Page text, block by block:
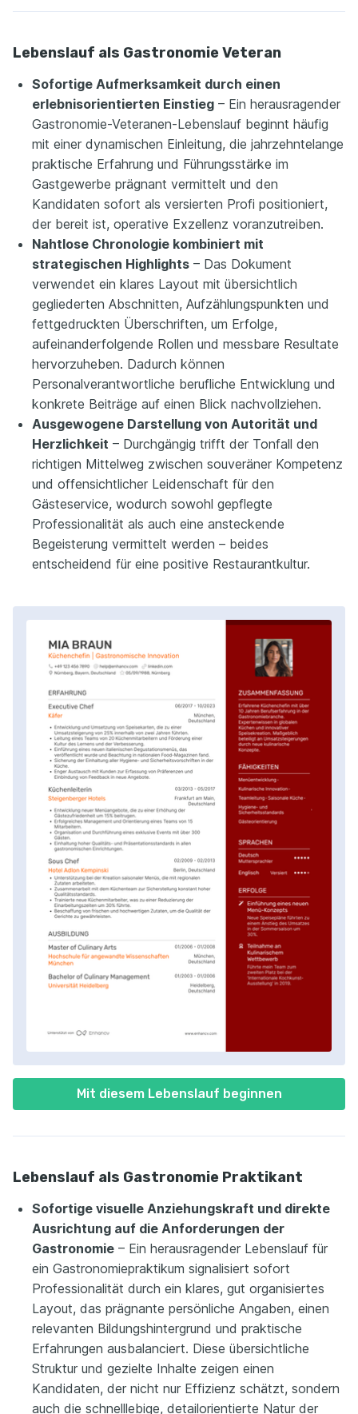
Mit diesem Lebenslauf beginnen
Lebenslauf als Gastronomie Veteran
Sofortige Aufmerksamkeit durch einen
erlebnisorientierten Einstieg – Ein herausragender
Gastronomie-Veteranen-Lebenslauf beginnt häufig
mit einer dynamischen Einleitung, die jahrzehntelange
praktische Erfahrung und Führungsstärke im
Gastgewerbe prägnant vermittelt und den
Kandidaten sofort als versierten Profi positioniert,
der bereit ist, operative Exzellenz voranzutreiben.
Nahtlose Chronologie kombiniert mit
strategischen Highlights – Das Dokument
verwendet ein klares Layout mit übersichtlich
gegliederten Abschnitten, Aufzählungspunkten und
fettgedruckten Überschriften, um Erfolge,
aufeinanderfolgende Rollen und messbare Resultate
hervorzuheben. Dadurch können
Personalverantwortliche berufliche Entwicklung und
konkrete Beiträge auf einen Blick nachvollziehen.
Ausgewogene Darstellung von Autorität und
Herzlichkeit – Durchgängig trifft der Tonfall den
richtigen Mittelweg zwischen souveräner Kompetenz
und offensichtlicher Leidenschaft für den
Gästeservice, wodurch sowohl gepflegte
Professionalität als auch eine ansteckende
Begeisterung vermittelt werden – beides
entscheidend für eine positive Restaurantkultur.
Lebenslauf als Gastronomie Praktikant
Sofortige visuelle Anziehungskraft und direkte
Ausrichtung auf die Anforderungen der
Gastronomie – Ein herausragender Lebenslauf für
ein Gastronomiepraktikum signalisiert sofort
Professionalität durch ein klares, gut organisiertes
Layout, das prägnante persönliche Angaben, einen
relevanten Bildungshintergrund und praktische
Erfahrungen ausbalanciert. Diese übersichtliche
Struktur und gezielte Inhalte zeigen einen
Kandidaten, der nicht nur Effizienz schätzt, sondern
auch die schnelllebige, detailorientierte Natur der